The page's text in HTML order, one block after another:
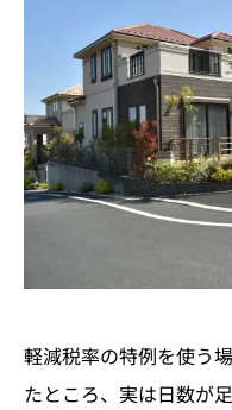
軽減税率の特例を使う
たところ、実は日数が